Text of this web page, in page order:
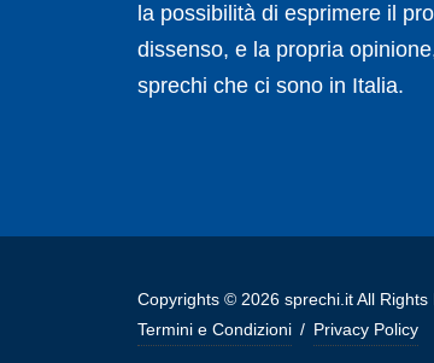
la possibilità di esprimere il
dissenso, e la propria
sprechi che ci sono in Italia.
Copyrights © 2026 sprechi.it All Rights
Termini e Condizioni / Privacy Policy